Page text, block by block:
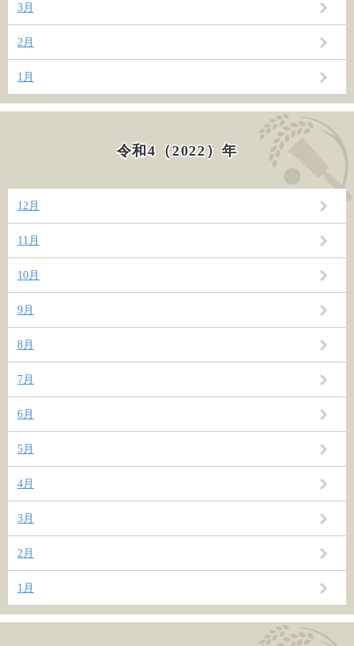
3月
2月
1月
令和4（2022）年
12月
11月
10月
9月
8月
7月
6月
5月
4月
3月
2月
1月